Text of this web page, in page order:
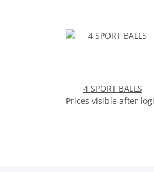
4 SPORT BALLS
Prices visible after